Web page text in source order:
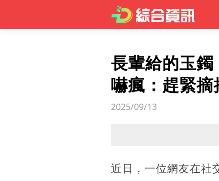
長輩給的玉
嚇瘋：趕緊摘
2025/09/13
近日，一位網友在社